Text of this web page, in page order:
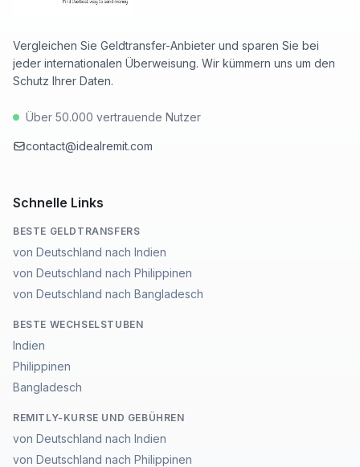
Vergleichen Sie Geldtransfer-Anbieter und sparen Sie bei
jeder internationalen Überweisung. Wir kümmern uns um den
Schutz Ihrer Daten.
Über 50.000 vertrauende Nutzer
contact@idealremit.com
Schnelle Links
BESTE GELDTRANSFERS
von Deutschland nach Indien
von Deutschland nach Philippinen
von Deutschland nach Bangladesch
BESTE WECHSELSTUBEN
Indien
Philippinen
Bangladesch
REMITLY-KURSE UND GEBÜHREN
von Deutschland nach Indien
von Deutschland nach Philippinen